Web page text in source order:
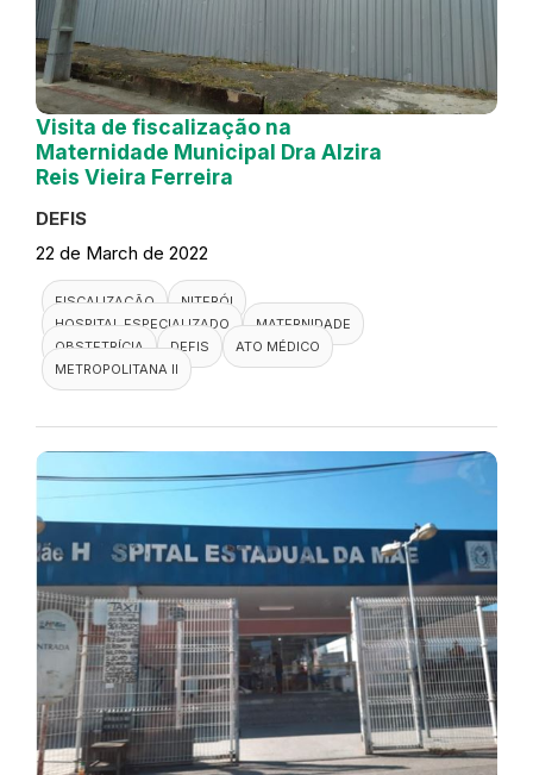
Visita de fiscalização na
Maternidade Municipal Dra Alzira
Reis Vieira Ferreira
DEFIS
22 de March de 2022
FISCALIZAÇÃO
NITERÓI
HOSPITAL ESPECIALIZADO
MATERNIDADE
OBSTETRÍCIA
DEFIS
ATO MÉDICO
METROPOLITANA II